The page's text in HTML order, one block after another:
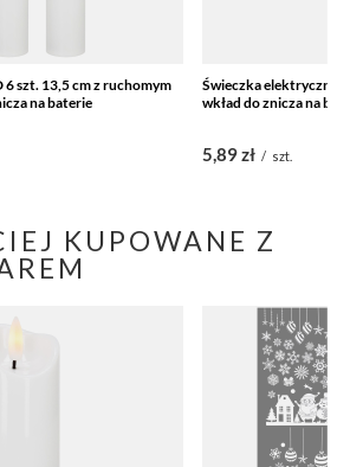
szt. 13,5 cm z ruchomym
na baterie
Świeczka elektryczna
wkład do znicza na
5,89 zł / szt.
KUPOWANE Z